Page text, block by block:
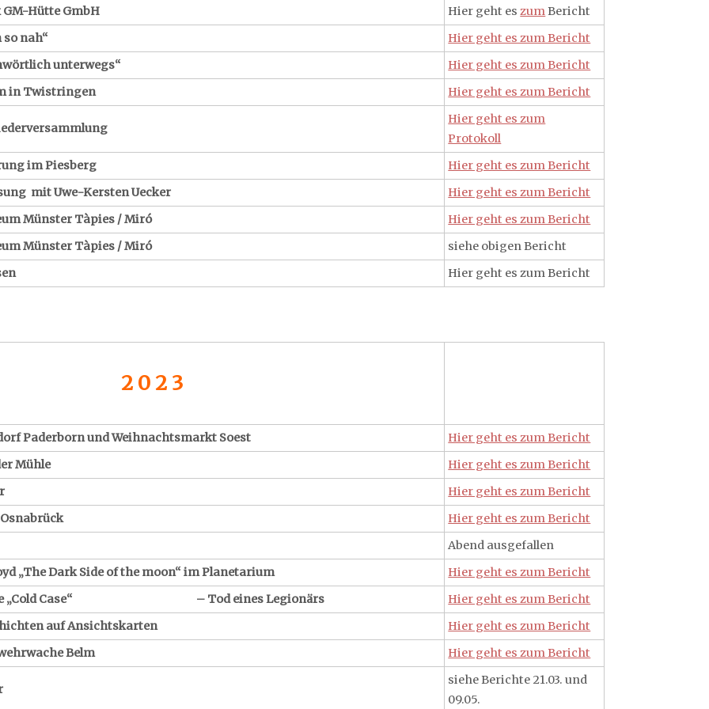
Hütte GmbH Hier geht eszumBericht
so nah“
Hier geht es zum Bericht
unterwegs“
Hier geht es zum Bericht
in Twistringen
Hier geht es zum Bericht
Hier geht es zum
Protokoll
im Piesberg
Hier geht es zum Bericht
mit Uwe-Kersten Uecker
Hier geht es zum Bericht
Münster Tàpies / Miró
Hier geht es zum Bericht
Münster Tàpies / Miró
siehe obigen Bericht
Hier geht es zum Bericht
2 0 2 3
Paderborn und Weihnachtsmarkt Soest
Hier geht es zum Bericht
Mühle
Hier geht es zum Bericht
Hier geht es zum Bericht
Hier geht es zum Bericht
Abend ausgefallen
„The Dark Side of the moon“ im Planetarium
Hier geht es zum Bericht
„Cold Case“ – Tod eines Legionärs
Hier geht es zum Bericht
auf Ansichtskarten
Hier geht es zum Bericht
Belm
Hier geht es zum Bericht
siehe Berichte 21.03. und
09.05.